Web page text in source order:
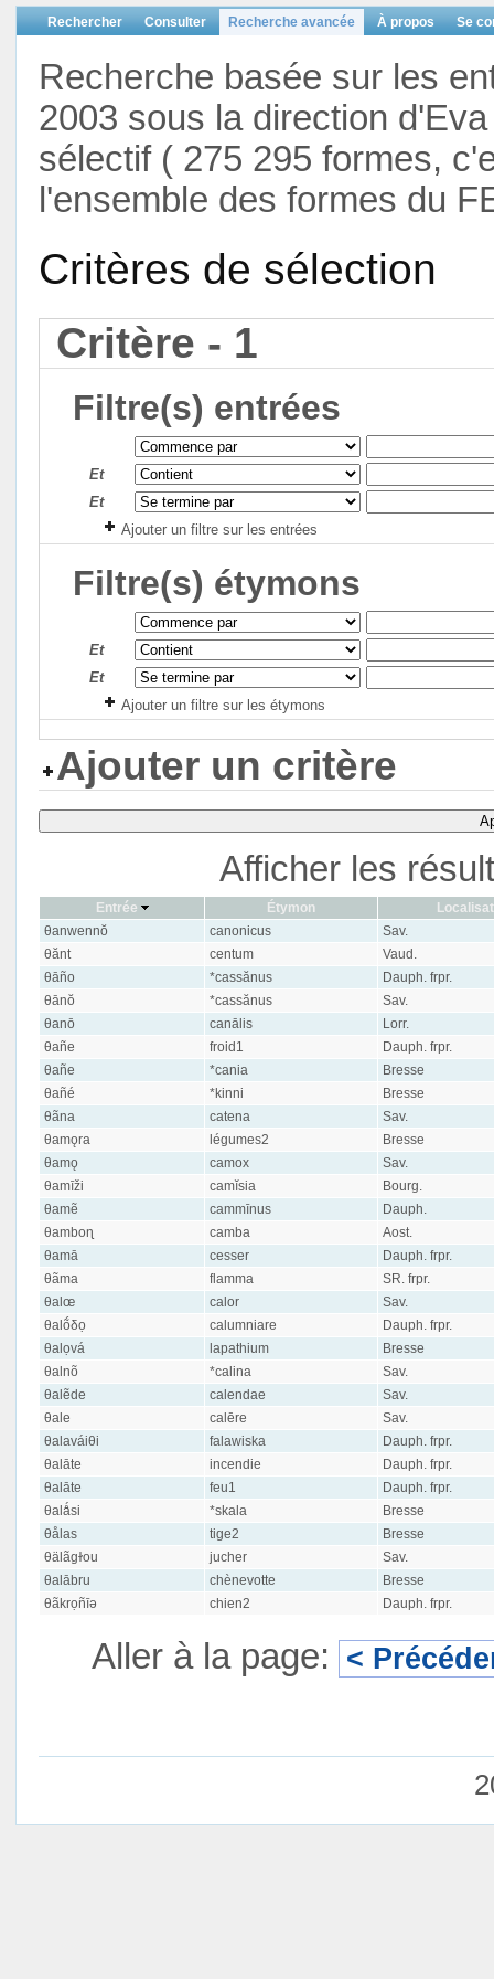
Rechercher Consulter Recherche avancée À propos Se
Recherche basée sur les
2003 sous la direction
sélectif ( 275 295 formes,
l'ensemble des formes du
Critères de sélection
Critère - 1
Filtre(s) entrées
Et
Et
Ajouter un filtre sur les entrées
Filtre(s) étymons
Et
Et
Ajouter un filtre sur les étymons
Ajouter un critère
Afficher les
Entrée Étymon
θanwennŏ
canonicus
Sav.
θănt
centum
Vaud.
θāño
*cassănus
Dauph. frpr.
θānŏ
*cassănus
Sav.
θanō
canālis
Lorr.
θañe
froid1
Dauph. frpr.
θañe
*cania
Bresse
θañé
*kinni
Bresse
θãna
catena
Sav.
θamǫra
légumes2
Bresse
θamǫ
camox
Sav.
θamīži
camĭsia
Bourg.
θamẽ
cammīnus
Dauph.
θamboɳ
camba
Aost.
θamā
cesser
Dauph. frpr.
θãma
flamma
SR. frpr.
θalœ
calor
Sav.
θalṍδọ
calumniare
Dauph. frpr.
θalọvá
lapathium
Bresse
θalnõ
*calina
Sav.
θalẽde
calendae
Sav.
θale
calēre
Sav.
θalaváiθi
falawiska
Dauph. frpr.
θalāte
incendie
Dauph. frpr.
θalāte
feu1
Dauph. frpr.
θalǻsi
*skala
Bresse
θålas
tige2
Bresse
θälãgɫou
jucher
Sav.
θalābru
chènevotte
Bresse
θãkrọñīə
chien2 Dauph. frpr.
Aller à la page: <